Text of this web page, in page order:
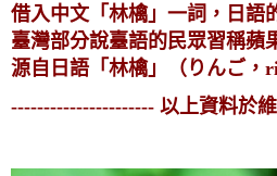
借入中文「林檎」一詞，日語
臺灣部分說臺語的民眾習稱蘋
源自日語「林檎」（りんご，
---------------------- 以上資料於